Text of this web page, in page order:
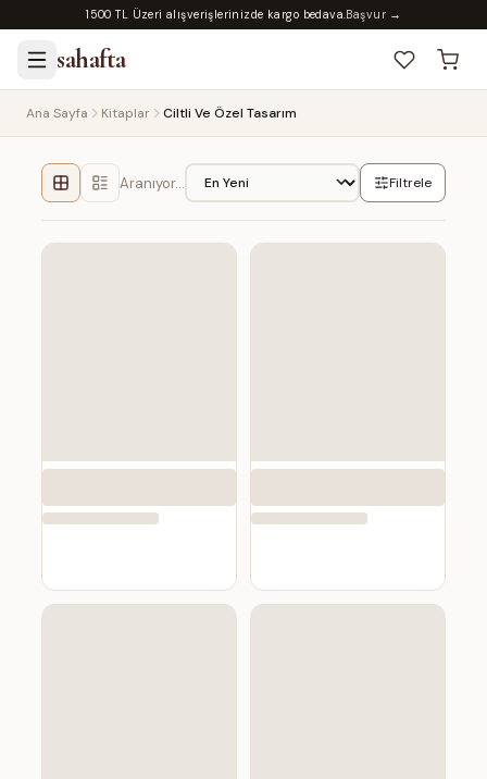
1500 TL Üzeri alışverişlerinizde kargo bedava.Başvur →
sahafta
Ana Sayfa Kitaplar Ciltli Ve Özel Tasarım
Aranıyor… Filtrele